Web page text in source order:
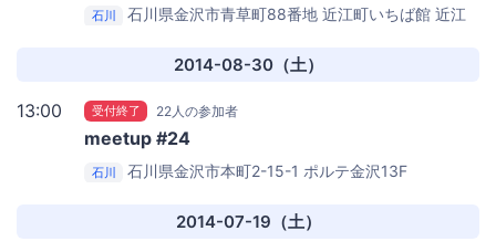
石川 石川県金沢市青草町88番地 近江町いちば館 近江
2014-08-30（土）
13:00 受付終了 22人の参加者
meetup #24
石川
石川県金沢市本町2-15-1 ポルテ金沢13F
2014-07-19（土）